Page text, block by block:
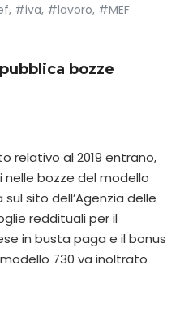
, #iva, #lavoro, #MEF
bozze
relativo al 2019 entrano,
bozze del modello
sito dell’Agenzia delle
reddituali per il
in busta paga e il bonus
730 va inoltrato